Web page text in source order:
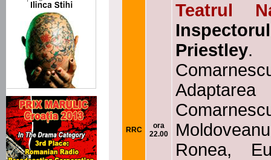
RRC
ora
22.00
Teatrul
Priestley.
Ronea,